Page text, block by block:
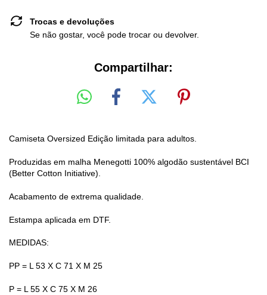
Trocas e devoluções
Se não gostar, você pode trocar ou devolver.
Compartilhar:
Camiseta Oversized Edição limitada para adultos.
Produzidas em malha Menegotti 100% algodão sustentável BCI
(Better Cotton Initiative).
Acabamento de extrema qualidade.
Estampa aplicada em DTF.
MEDIDAS:
PP = L 53 X C 71 X M 25
P = L 55 X C 75 X M 26